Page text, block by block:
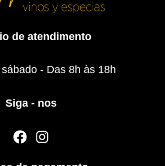
de atendimento
- Das 8h às 18h
Siga - nos
F
a
I